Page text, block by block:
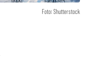
Foto: Shutterstock